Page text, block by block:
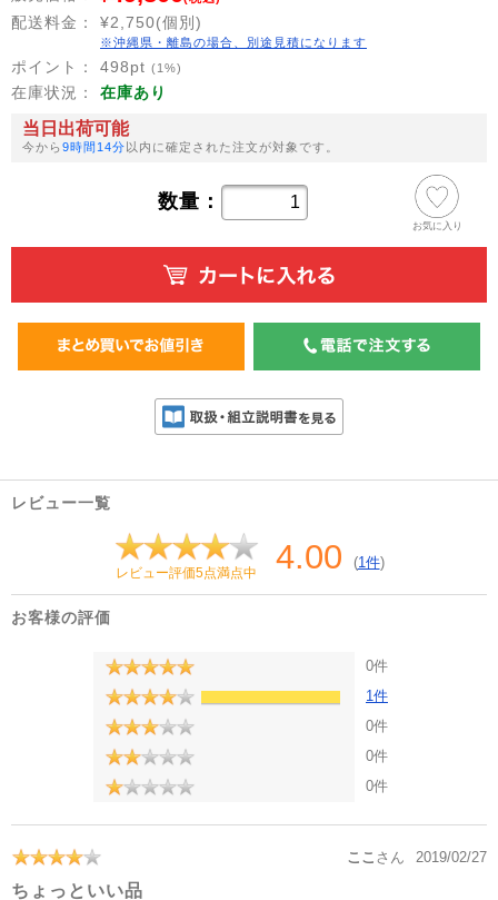
配送料金： ¥2,750(個別)
※沖縄県・離島の場合、別途見積になります
ポイント： 498pt (1%)
在庫状況： 在庫あり
当日出荷可能
今から9時間14分以内に確定された注文が対象です。
数量：
お気に入り
レビュー一覧
レビュー評価5点満点中 4.00 (1件)
お客様の評価
0件
1件
0件
0件
0件
ここ さん 2019/02/27
ちょっといい品